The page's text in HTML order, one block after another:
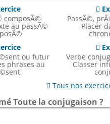
composÃ©
au passÃ©

PassÃ©,
Placer
ou futur
phrases au

Verbe
Classer
 Tous nos
Toute la conjugaison ?